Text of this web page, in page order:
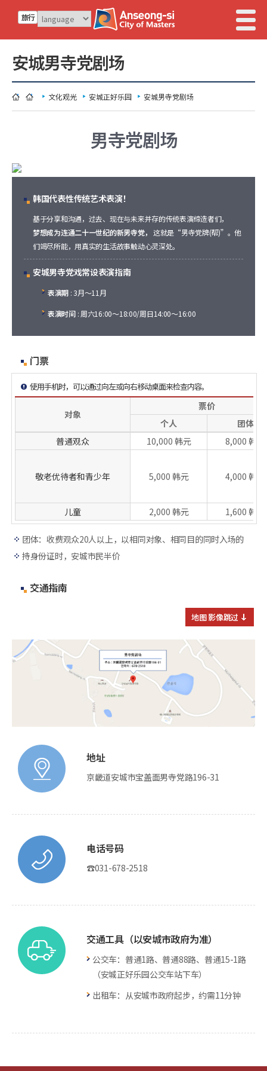
旅行
安城男寺党剧场
文化观光 安城正好乐园 安城男寺党剧场
男寺党剧场
韩国代表性传统艺术表演！
基于分享和沟通，过去、现在与未来并存的传统表演缔造者们，
梦想成为连通二十一世纪的新男寺党， 这就是“男寺党牌(帮)”。他
们竭尽所能，用真实的生活故事触动心灵深处。
安城男寺党戏常设表演指南
表演期 : 3月～11月
表演时间: 周六16:00～18:00/周日14:00～16:00
门票
使用手机时，可以通过向左或向右移动桌面来检查内容。
对象
票价
个人
团体
普通观众
10,000 韩元 8,000 韩元
敬老优待者和青少年 5,000 韩元 4,000 韩元
儿童 2,000 韩元 1,600 韩元
团体：收费观众20人以上，以相同对象、相同目的同时入场的
持身份证时，安城市民半价
交通指南
地图 影像跳过
地址
京畿道安城市宝盖面男寺党路196-31
电话号码
☎031-678-2518
交通工具（以安城市政府为准）
公交车：普通1路、普通88路、普通15-1路
（安城正好乐园公交车站下车）
出租车：从安城市政府起步，约需11分钟